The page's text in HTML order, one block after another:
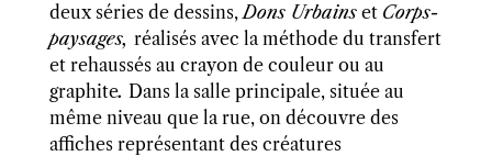
deux séries de dessins,Dons Urbainset Corps-
paysages, réalisés avec la méthode du transfert
et rehaussés au crayon de couleur ou au
graphite. Dans la salle principale, située au
même niveau que la rue, on découvre des
affiches représentant des créatures